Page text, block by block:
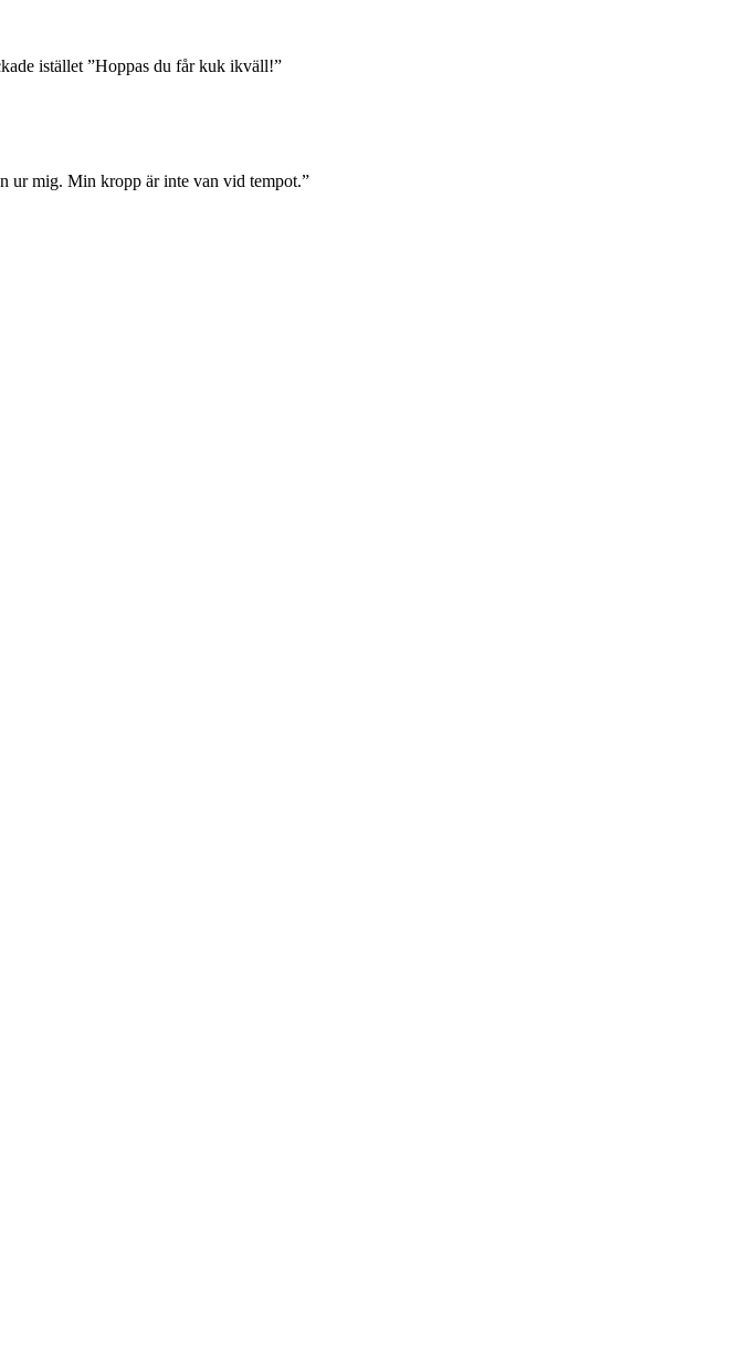
istället ”Hoppas du får kuk ikväll!”
ur mig. Min kropp är inte van vid tempot.”